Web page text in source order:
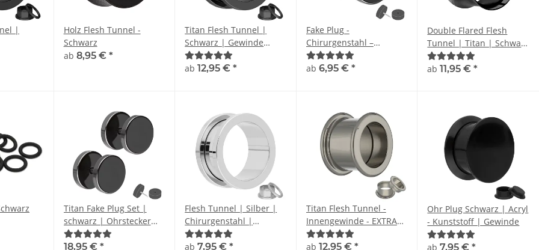
|
|
Holz Flesh Tunnel -
Schwarz
ab 8,95 € *
Titan Flesh Tunnel |
Schwarz | Gewinde
Ohrtunnel
ab12,95 €*
Fake Plug -
Chirurgenstahl –
Schwarz
ab 6,95 € *
Double Flared Flesh
Tunnel | Titan | Schwarz
| Dünner Rand |
Ohrtunnel
ab11,95 €*
Titan Fake Plug Set |
schwarz | Ohrstecker
zum Schrauben | Paar -
2 Stück
18,95 € *
Flesh Tunnel | Silber |
Chirurgenstahl |
Gewinde Ohrtunnel
ab7,95 €*
Titan Flesh Tunnel -
Innengewinde - EXTRA
LANG
ab 12,95 € *
Ohr Plug Schwarz | Acryl
- Kunststoff | Gewinde
ab7,95 €*